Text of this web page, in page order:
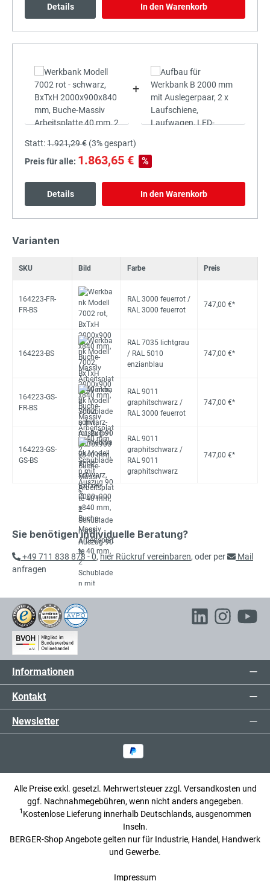
Details In den Warenkorb
+
Statt:1.921,29 € (3%gespart)
Preis für alle: 1.863,65 € %
Details In den Warenkorb
Varianten
SKU Bild Farbe Preis
164223-FR-
FR-BS
RAL 3000 feuerrot /
RAL 3000 feuerrot
747,00 €*
164223-BS
RAL 7035 lichtgrau
/ RAL 5010
enzianblau
747,00 €*
164223-GS-
FR-BS
RAL 9011
graphitschwarz /
RAL 3000 feuerrot
747,00 €*
164223-GS-
GS-BS
RAL 9011
graphitschwarz /
RAL 9011
graphitschwarz
747,00 €*
Sie benötigen individuelle Beratung?
+49 711 838 878 - 0,hier Rückruf vereinbaren, oder per
Mail
anfragen
Informationen
Kontakt
Newsletter
Alle Preise exkl. gesetzl. Mehrwertsteuer zzgl. Versandkosten und
ggf. Nachnahmegebühren, wenn nicht anders angegeben.
1 Kostenlose Lieferung innerhalb Deutschlands, ausgenommen
Inseln.
BERGER-Shop Angebote gelten nur für Industrie, Handel, Handwerk
und Gewerbe.
Impressum